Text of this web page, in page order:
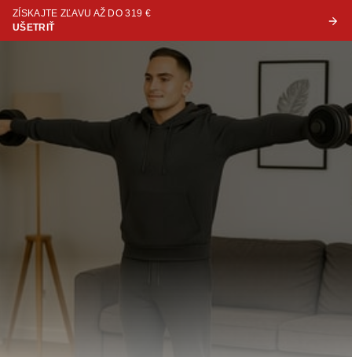
ZÍSKAJTE ZĽAVU AŽ DO 319 €
UŠETRIŤ